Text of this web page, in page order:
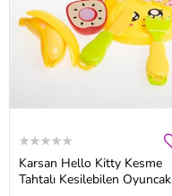
Karsan Hello Kitty Kesme
Tahtalı Kesilebilen Oyuncak